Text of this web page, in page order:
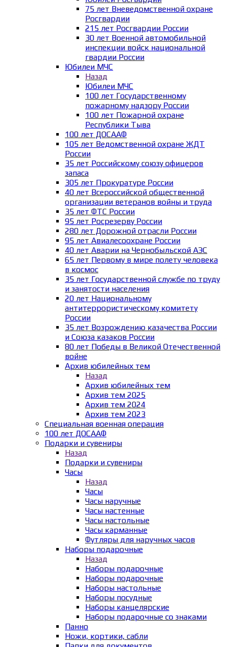
75 лет Вневедомственной охране
Росгвардии
215 лет Росгвардии России
30 лет Военной автомобильной
инспекции войск национальной
гвардии России
Юбилеи МЧС
Назад
Юбилеи МЧС
100 лет Государственному
пожарному надзору России
100 лет Пожарной охране
Республики Тыва
100 лет ДОСААФ
105 лет Ведомственной охране ЖДТ
России
35 лет Российскому союзу офицеров
запаса
305 лет Прокуратуре России
40 лет Всероссийской общественной
организации ветеранов войны и труда
35 лет ФТС России
95 лет Росрезерву России
280 лет Дорожной отрасли России
95 лет Авиалесоохране России
40 лет Аварии на Чернобыльской АЭС
65 лет Первому в мире полету человека
в космос
35 лет Государственной службе по труду
и занятости населения
20 лет Национальному
антитеррористическому комитету
России
35 лет Возрождению казачества России
и Союза казаков России
80 лет Победы в Великой Отечественной
войне
Архив юбилейных тем
Назад
Архив юбилейных тем
Архив тем 2025
Архив тем 2024
Архив тем 2023
Специальная военная операция
100 лет ДОСААФ
Подарки и сувениры
Назад
Подарки и сувениры
Часы
Назад
Часы
Часы наручные
Часы настенные
Часы настольные
Часы карманные
Футляры для наручных часов
Наборы подарочные
Назад
Наборы подарочные
Наборы подарочные
Наборы настольные
Наборы посудные
Наборы канцелярские
Наборы подарочные со знаками
Панно
Ножи, кортики, сабли